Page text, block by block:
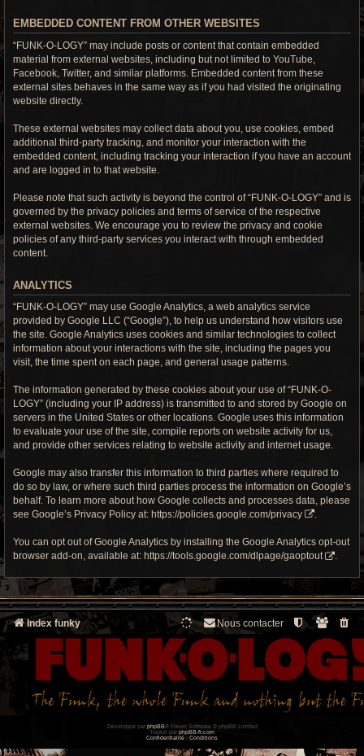
EMBEDDED CONTENT FROM OTHER WEBSITES
“FUNK-O-LOGY” may include posts or content that contain embedded
material from external websites, including but not limited to YouTube,
Facebook, Twitter, and similar platforms. Embedded content from these
external sites behaves in the same way as if you had visited the originating
website directly.
These external websites may collect data about you, use cookies, embed
additional third-party tracking, and monitor your interaction with the
embedded content, including tracking your interaction if you have an account
and are logged in to that website.
Please note that such activity is beyond the control of “FUNK-O-LOGY” and is
governed by the privacy policies and terms of service of the respective
external websites. We encourage you to review the privacy and cookie
policies of any third-party services you interact with through embedded
content.
ANALYTICS
“FUNK-O-LOGY” may use Google Analytics, a web analytics service
provided by Google LLC (“Google”), to help us understand how visitors use
the site. Google Analytics uses cookies and similar technologies to collect
information about your interactions with the site, including the pages you
visit, the time spent on each page, and general usage patterns.
The information generated by these cookies about your use of “FUNK-O-
LOGY” (including your IP address) is transmitted to and stored by Google on
servers in the United States or other locations. Google uses this information
to evaluate your use of the site, compile reports on website activity for us,
and provide other services relating to website activity and internet usage.
Google may also transfer this information to third parties where required to
do so by law, or where such third parties process the information on Google’s
behalf. To learn more about how Google collects and processes data, please
see Google’s Privacy Policy at: https://policies.google.com/privacy .
You can opt out of Google Analytics by installing the Google Analytics opt-out
browser add-on, available at: https://tools.google.com/dlpage/gaoptout .
Index funky Nous contacter
Développé par phpBB® Forum Software © phpBB Limited
Traduit par phpBB-fr.com
Confidentialité
Conditions